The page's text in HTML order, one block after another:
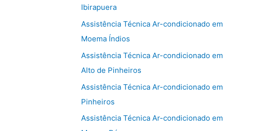
Ibirapuera
Assistência Técnica Ar-condicionado em
Moema Índios
Assistência Técnica Ar-condicionado em
Alto de Pinheiros
Assistência Técnica Ar-condicionado em
Pinheiros
Assistência Técnica Ar-condicionado em